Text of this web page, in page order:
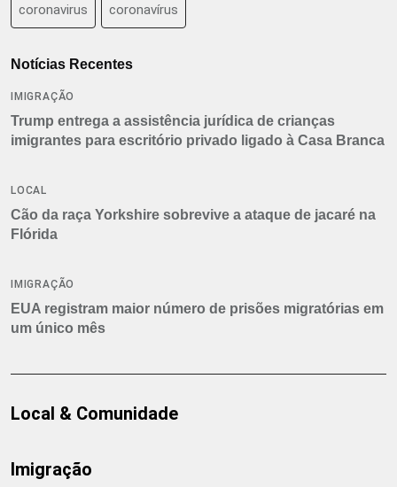
coronavirus coronavírus
Notícias Recentes
IMIGRAÇÃO
Trump entrega a assistência jurídica de crianças
imigrantes para escritório privado ligado à Casa Branca
LOCAL
Cão da raça Yorkshire sobrevive a ataque de jacaré na
Flórida
IMIGRAÇÃO
EUA registram maior número de prisões migratórias em
um único mês
Local & Comunidade
Imigração